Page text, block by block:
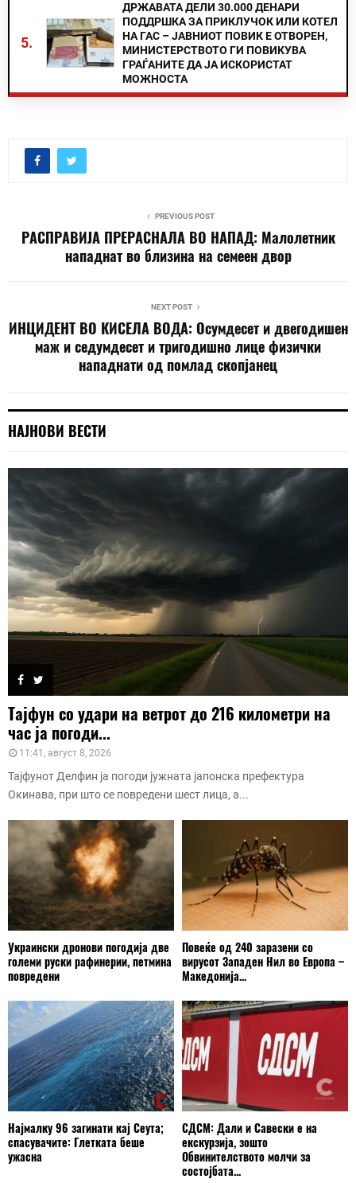
5.
ДРЖАВАТА ДЕЛИ 30.000 ДЕНАРИ
ПОДДРШКА ЗА ПРИКЛУЧОК ИЛИ КОТЕЛ
НА ГАС – ЈАВНИОТ ПОВИК Е ОТВОРЕН,
МИНИСТЕРСТВОТО ГИ ПОВИКУВА
ГРАЃАНИТЕ ДА ЈА ИСКОРИСТАТ
МОЖНОСТА
PREVIOUS POST
РАСПРАВИЈА ПРЕРАСНАЛА ВО НАПАД: Малолетник
нападнат во близина на семеен двор
NEXT POST
ИНЦИДЕНТ ВО КИСЕЛА ВОДА: Осумдесет и двегодишен
маж и седумдесет и тригодишно лице физички
нападнати од помлад скопјанец
НАЈНОВИ ВЕСТИ
Тајфун со удари на ветрот до 216 километри на
час ја погоди...
11:41, август 8, 2026
Тајфунот Делфин ја погоди јужната јапонска префектура
Окинава, при што се повредени шест лица, а...
Украински дронови погодија две
големи руски рафинерии, петмина
повредени
Повеќе од 240 заразени со
вирусот Западен Нил во Европа –
Македонија...
Најмалку 96 загинати кај Сеута;
спасувачите: Глетката беше
ужасна
СДСМ: Дали и Савески е на
екскурзија, зошто
Обвинителството молчи за
состојбата...